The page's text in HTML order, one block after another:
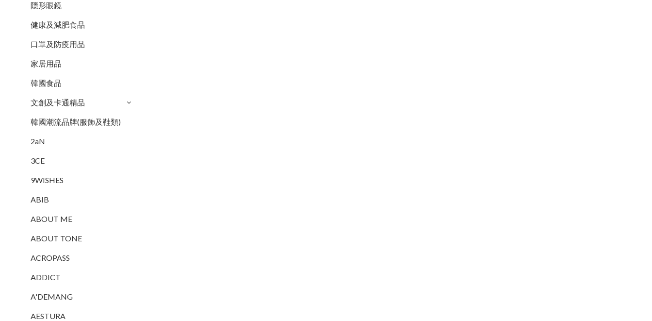
隱形眼鏡
健康及減肥食品
口罩及防疫用品
家居用品
韓國食品
文創及卡通精品
韓國潮流品牌(服飾及鞋類)
2aN
3CE
9WISHES
ABIB
ABOUT ME
ABOUT TONE
ACROPASS
ADDICT
A'DEMANG
AESTURA